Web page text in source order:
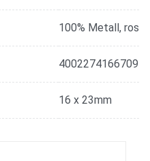
100% Metall,
4002274166709
16 x 23mm